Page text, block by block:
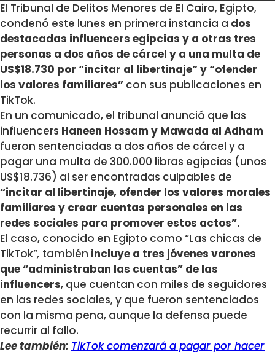
El Tribunal de Delitos Menores de El Cairo, Egipto,
condenó este lunes en primera instancia a dos
destacadas influencers egipcias y a otras tres
personas a dos años de cárcel y a una multa de
US$18.730 por “incitar al libertinaje” y “ofender
los valores familiares” con sus publicaciones en
TikTok.
En un comunicado, el tribunal anunció que las
influencers Haneen Hossam y Mawada al Adham
fueron sentenciadas a dos años de cárcel y a
pagar una multa de 300.000 libras egipcias (unos
US$18.736) al ser encontradas culpables de
“incitar al libertinaje, ofender los valores morales
familiares y crear cuentas personales en las
redes sociales para promover estos actos”.
El caso, conocido en Egipto como “Las chicas de
TikTok”, también incluye a tres jóvenes varones
que “administraban las cuentas” de las
influencers, que cuentan con miles de seguidores
en las redes sociales, y que fueron sentenciados
con la misma pena, aunque la defensa puede
recurrir al fallo.
Lee también: TikTok comenzará a pagar por hacer